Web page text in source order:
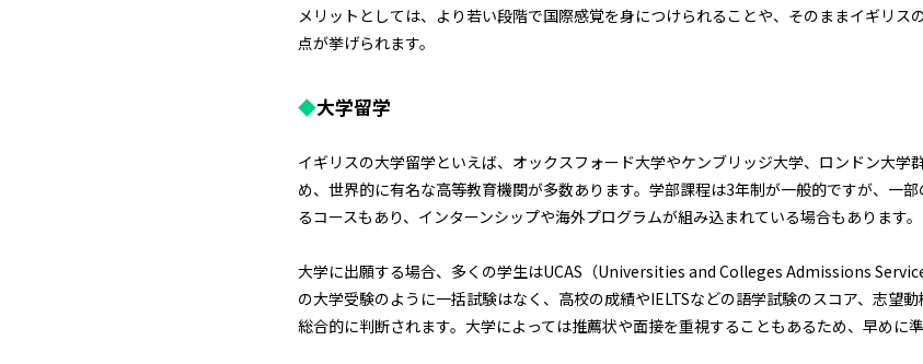
メリットとしては、より若い段階で国際感覚を身につけられることや、そのままイギリス
点が挙げられます。
◆大学留学
イギリスの大学留学といえば、オックスフォード大学やケンブリッジ大学、ロンドン大学
め、世界的に有名な高等教育機関が多数あります。学部課程は3年制が一般的ですが、一
るコースもあり、インターンシップや海外プログラムが組み込まれている場合もあります。
大学に出願する場合、多くの学生はUCAS（Universities and Colleges Admissions
の大学受験のように一括試験はなく、高校の成績やIELTSなどの語学試験のスコア、志
総合的に判断されます。大学によっては推薦状や面接を重視することもあるため、早めに